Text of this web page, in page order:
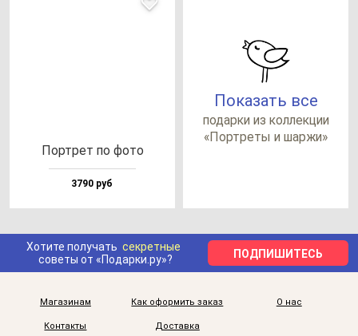
Пор­трет по фо­то
3790 руб
Показать все
по­дар­ки из кол­лек­ции
«Пор­тре­ты и шар­жи»
Хотите получать секретные
советы от «Подарки.ру»?
ПОДПИШИТЕСЬ
Магазинам Как оформить заказ О нас
Контакты Доставка